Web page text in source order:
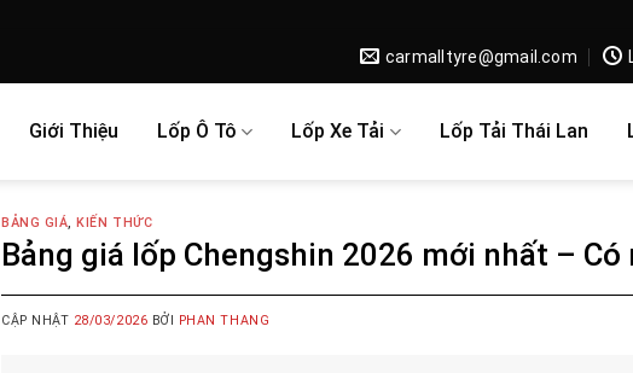
carmalltyre@gmail.com
Giới Thiệu Lốp Ô Tô Lốp Xe Tải Lốp Tải Thái Lan
BẢNG GIÁ,KIẾN THỨC
Bảng giá lốp Chengshin 2026 mới nhất – Có
CẬP NHẬT 28/03/2026 BỞI PHAN THANG